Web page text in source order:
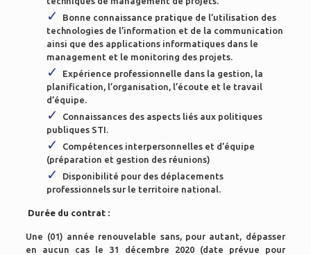
Bonne connaissance pratique de l’utilisation des
technologies de l’information et de la communication
ainsi que des applications informatiques dans le
management et le monitoring des projets.
Expérience professionnelle dans la gestion, la
planification, l’organisation, l’écoute et le travail
d’équipe.
Connaissances des aspects liés aux politiques
publiques STI.
Compétences interpersonnelles et d’équipe
(préparation et gestion des réunions)
Disponibilité pour des déplacements
professionnels sur le territoire national.
Durée du contrat :
Une (01) année renouvelable sans, pour autant, dépasser
en aucun cas le 31 décembre 2020 (date prévue pour